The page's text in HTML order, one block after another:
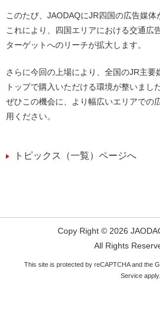
このたび、JAODAQにJR四国の広告媒体
これにより、四国エリアにおける交通広
ターゲットへのリーチが拡大します。
さらに今回の上場により、全国のJR主要
トップで購入いただける環境が整いました
ぜひこの機会に、より幅広いエリアでの
用ください。
トピックス（一覧）ページへ
Copy Right © 2026
All Rights
This site is protected by reCAPTCHA and the
Service apply.